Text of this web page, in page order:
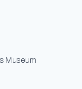
Museum